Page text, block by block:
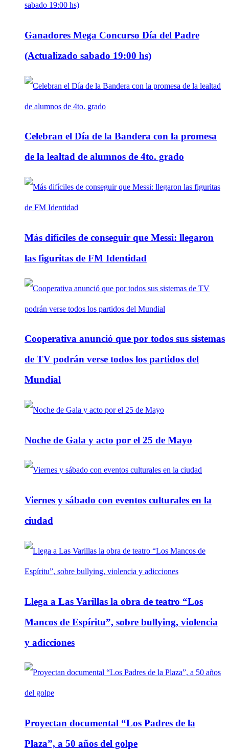
Ganadores Mega Concurso Día del Padre
(Actualizado sabado 19:00 hs)
Celebran el Día de la Bandera con la promesa
de la lealtad de alumnos de 4to. grado
Más difíciles de conseguir que Messi: llegaron
las figuritas de FM Identidad
Cooperativa anunció que por todos sus sistemas
de TV podrán verse todos los partidos del
Mundial
Noche de Gala y acto por el 25 de Mayo
Viernes y sábado con eventos culturales en la
ciudad
Llega a Las Varillas la obra de teatro “Los
Mancos de Espíritu”, sobre bullying, violencia
y adicciones
Proyectan documental “Los Padres de la
Plaza”, a 50 años del golpe